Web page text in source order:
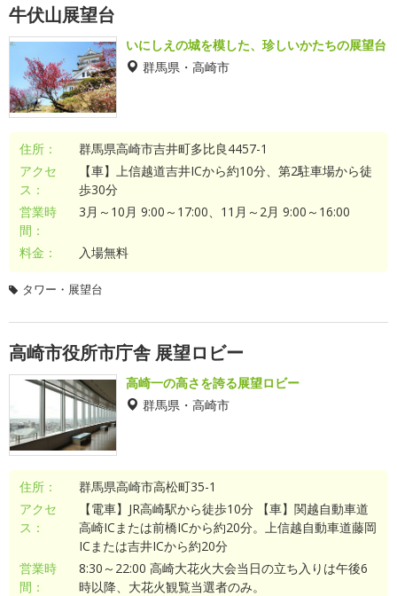
牛伏山展望台
いにしえの城を模した、珍しいかたちの展望台
群馬県・高崎市
住所：
群馬県高崎市吉井町多比良4457-1
アクセ
ス：
【車】上信越道吉井ICから約10分、第2駐車場から徒
歩30分
営業時
間：
3月～10月 9:00～17:00、11月～2月 9:00～16:00
料金： 入場無料
タワー・展望台
高崎市役所市庁舎 展望ロビー
高崎一の高さを誇る展望ロビー
群馬県・高崎市
住所：
群馬県高崎市高松町35-1
アクセ
ス：
【電車】JR高崎駅から徒歩10分 【車】関越自動車道
高崎ICまたは前橋ICから約20分。上信越自動車道藤岡
ICまたは吉井ICから約20分
営業時
間：
8:30～22:00 高崎大花火大会当日の立ち入りは午後6
時以降、大花火観覧当選者のみ。